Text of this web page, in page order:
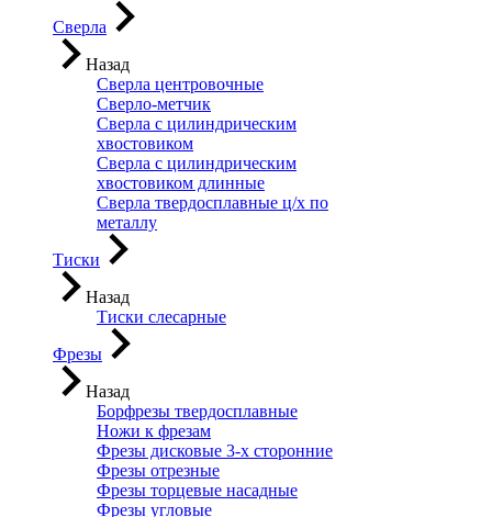
Сверла
Назад
Сверла центровочные
Сверло-метчик
Сверла с цилиндрическим
хвостовиком
Сверла с цилиндрическим
хвостовиком длинные
Сверла твердосплавные ц/х по
металлу
Тиски
Назад
Тиски слесарные
Фрезы
Назад
Борфрезы твердосплавные
Ножи к фрезам
Фрезы дисковые 3-х сторонние
Фрезы отрезные
Фрезы торцевые насадные
Фрезы угловые